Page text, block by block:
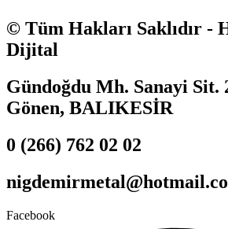
© Tüm Hakları Saklıdır -
Dijital
Gündoğdu Mh. Sanayi Sit.
Gönen, BALIKESİR
0 (266) 762 02 02
Facebook